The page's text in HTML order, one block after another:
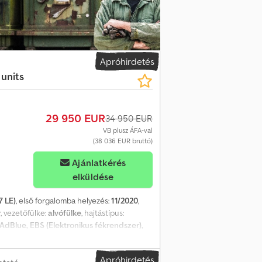
Kiegészítő karosszériavilágítás Hátsó
Nappali menetfény
kerekeken, minden probléma
hogy teljesen működőképes és közúti
és jó állapotban van. A jármű soha
méretű téli gumiabroncsokon van:
Apróhirdetés
units
29 950 EUR34 950 EUR
VB plusz ÁFA-val
(38 036 EUR bruttó)
Ajánlatkérés
elküldése
LE), első forgalomba helyezés:11/2020,
, vezetőfülke:alvófülke, hajtástípus:
EBS (Elektronikus fékrendszer),
zár, légkondicionálás,
- Alvófülke - Szerszámosláda =